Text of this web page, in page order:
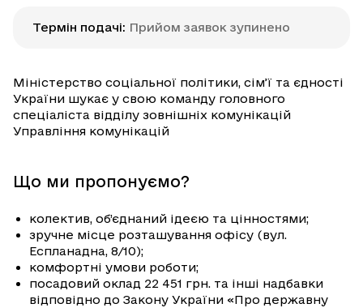
Термін подачі: Прийом заявок зупинено
Міністерство соціальної політики, сім’ї та єдності
України шукає у свою команду головного
спеціаліста відділу зовнішніх комунікацій
Управління комунікацій
Що ми пропонуємо?
колектив, об’єднаний ідеєю та цінностями;
зручне місце розташування офісу (вул.
Еспланадна, 8/10);
комфортні умови роботи;
посадовий оклад 22 451 грн. та інші надбавки
відповідно до Закону України «Про державну